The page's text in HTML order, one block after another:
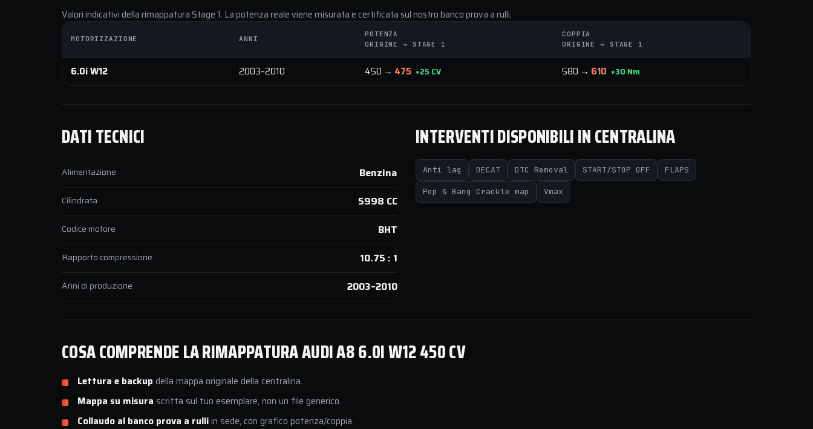
Valori indicativi della rimappatura Stage 1. La potenza reale viene misurata e certificata sul nostro banco prova a rulli.
MOTORIZZAZIONE ANNI
POTENZA
ORIGINE → STAGE 1
COPPIA
ORIGINE → STAGE 1
6.0i W12 2003–2010 450 → 475 +25 CV 580 → 610 +30 Nm
DATI TECNICI
Alimentazione Benzina
Cilindrata 5998 CC
Codice motore BHT
Rapporto compressione 10.75 : 1
Anni di produzione 2003–2010
INTERVENTI DISPONIBILI IN CENTRALINA
Anti lag DECAT DTC Removal START/STOP OFF FLAPS
Pop & Bang Crackle map Vmax
COSA COMPRENDE LA RIMAPPATURA AUDI A8 6.0I W12 450 CV
Lettura e backup della mappa originale della centralina.
Mappa su misura scritta sul tuo esemplare, non un file generico.
Collaudo al banco prova a rulliin sede, con grafico potenza/coppia.